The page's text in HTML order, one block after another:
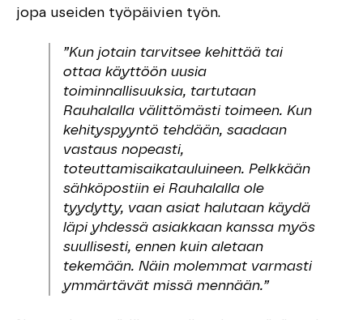
jopa useiden työpäivien työn.
”Kun jotain tarvitsee kehittää tai
ottaa käyttöön uusia
toiminnallisuuksia, tartutaan
Rauhalalla välittömästi toimeen. Kun
kehityspyyntö tehdään, saadaan
vastaus nopeasti,
toteuttamisaikatauluineen. Pelkkään
sähköpostiin ei Rauhalalla ole
tyydytty, vaan asiat halutaan käydä
läpi yhdessä asiakkaan kanssa myös
suullisesti, ennen kuin aletaan
tekemään. Näin molemmat varmasti
ymmärtävät missä mennään.”